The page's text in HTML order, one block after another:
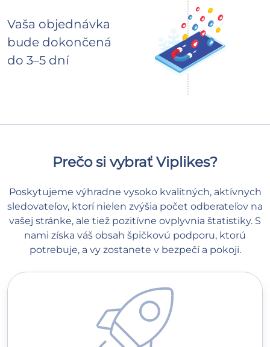
Vaša objednávka
bude dokončená
do 3–5 dní
Prečo si vybrať Viplikes?
Poskytujeme výhradne vysoko kvalitných, aktívnych
sledovateľov, ktorí nielen zvýšia počet odberateľov na
vašej stránke, ale tiež pozitívne ovplyvnia štatistiky. S
nami získa váš obsah špičkovú podporu, ktorú
potrebuje, a vy zostanete v bezpečí a pokoji.